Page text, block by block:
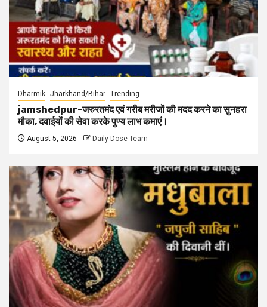
Dharmik Jharkhand/Bihar Trending
jamshedpur-जरुरतमंद एवं गरीब मरीजों की मदद करने का सुनहरा
मौका, दवाईयों की सेवा करके पुण्य लाभ कमाएं।
August 5, 2026 Daily Dose Team